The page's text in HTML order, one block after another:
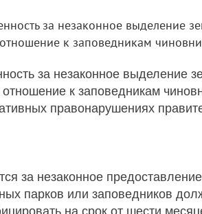
за незаконное выделение
к заповедникам
за незаконное выделение
к заповедникам
правонарушениях
за незаконное
парков или заповедников
на срок от шести